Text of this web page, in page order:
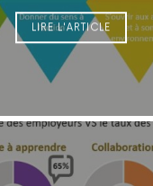
LIRE L'ARTICLE